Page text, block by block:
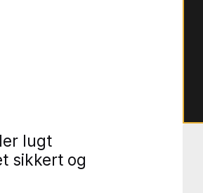
lugt
sikkert og